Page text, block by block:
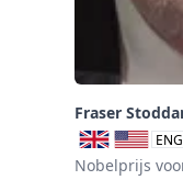
Fraser
ENG
Nobelprijs